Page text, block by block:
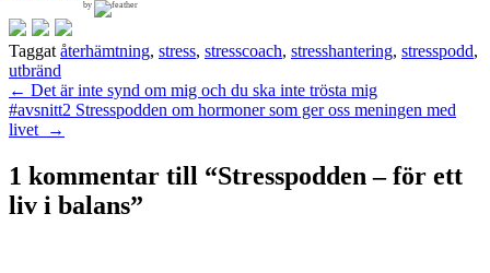
by
Taggat återhämtning, stress, stresscoach, stresshantering, stresspodd,
utbränd
Inläggsnavigering
← Det är inte synd om mig och du ska inte trösta mig
#avsnitt2 Stresspodden om hormoner som ger oss meningen med
livet
→
1 kommentar till “Stresspodden – för ett
liv i balans”